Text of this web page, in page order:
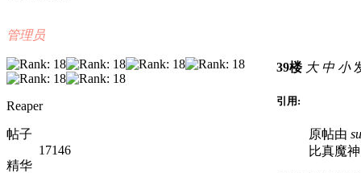
管理员
Reaper
帖子
17146
精华
39楼 大 中 小
引用:
原帖由
比真魔